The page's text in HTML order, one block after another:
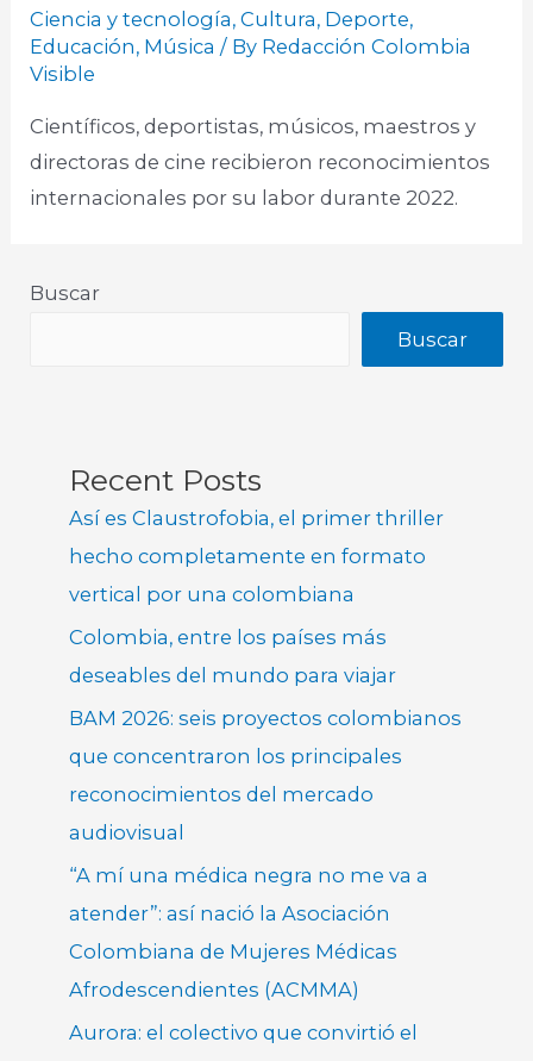
Ciencia y tecnología,Cultura, Deporte,
Educación, Música / By Redacción Colombia
Visible
Científicos, deportistas, músicos, maestros y
directoras de cine recibieron reconocimientos
internacionales por su labor durante 2022.
Buscar
Buscar
Recent Posts
Así es Claustrofobia, el primer thriller
hecho completamente en formato
vertical por una colombiana
Colombia, entre los países más
deseables del mundo para viajar
BAM 2026: seis proyectos colombianos
que concentraron los principales
reconocimientos del mercado
audiovisual
“A mí una médica negra no me va a
atender”: así nació la Asociación
Colombiana de Mujeres Médicas
Afrodescendientes (ACMMA)
Aurora: el colectivo que convirtió el